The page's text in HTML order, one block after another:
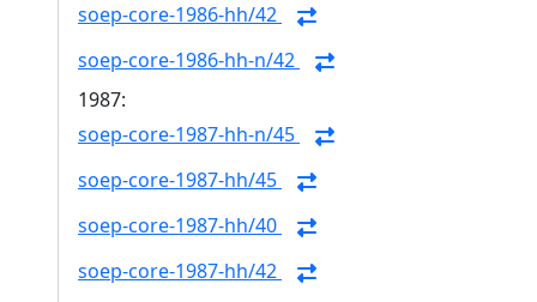
soep-core-1986-hh/42
soep-core-1986-hh-n/42
1987:
soep-core-1987-hh-n/45
soep-core-1987-hh/45
soep-core-1987-hh/40
soep-core-1987-hh/42